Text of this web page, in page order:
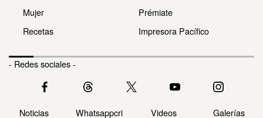
Mujer
Recetas
Prémiate
Impresora Pacífico
- Redes sociales -
Noticias Whatsappcri Videos Galerías